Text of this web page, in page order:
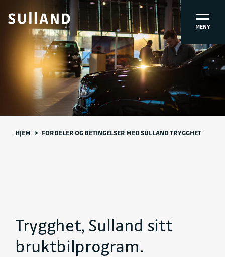
MENY
HJEM > FORDELER OG BETINGELSER MED SULLAND TRYGGHET
Trygghet, Sulland sitt
bruktbilprogram.